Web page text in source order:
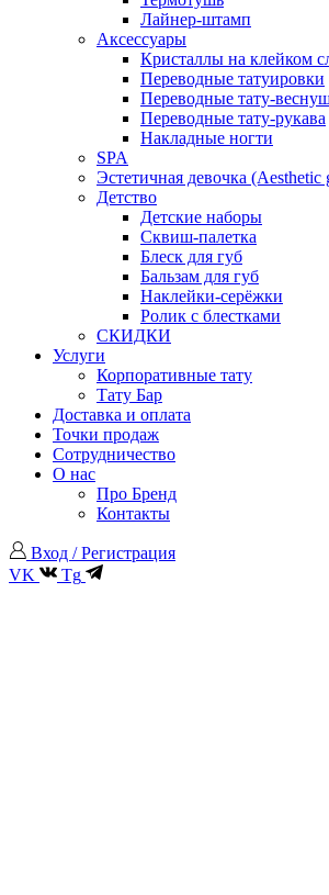
Лайнер-штамп
Аксессуары
Кристаллы на клейком
Переводные татуировки
Переводные тату-
Переводные тату-рукава
Накладные ногти
SPA
Эстетичная девочка (Aesthetic
Детство
Детские наборы
Сквиш-палетка
Блеск для губ
Бальзам для губ
Наклейки-серёжки
Ролик с блестками
СКИДКИ
Услуги
Корпоративные тату
Тату Бар
Доставка и оплата
Точки продаж
Сотрудничество
О нас
Про Бренд
Контакты
Вход / Регистрация
VK
Tg